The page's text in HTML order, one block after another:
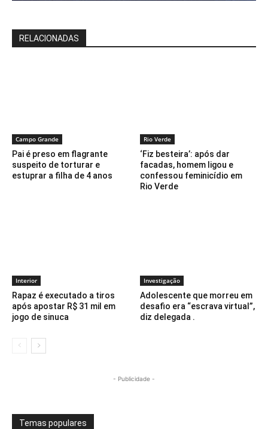
RELACIONADAS
Campo Grande
Pai é preso em flagrante
suspeito de torturar e
estuprar a filha de 4 anos
Rio Verde
‘Fiz besteira’: após dar
facadas, homem ligou e
confessou feminicídio em
Rio Verde
Interior
Rapaz é executado a tiros
após apostar R$ 31 mil em
jogo de sinuca
Investigação
Adolescente que morreu em
desafio era “escrava virtual”,
diz delegada .
- Publicidade -
Temas populares